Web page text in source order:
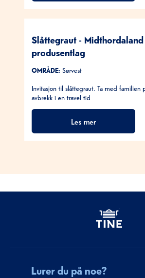
Slåttegraut - Midthordaland
produsentlag
OMRÅDE: Sørvest
Invitasjon til slåttegraut. Ta med familien
avbrekk i en travel tid
Les mer
Lurer du på noe?